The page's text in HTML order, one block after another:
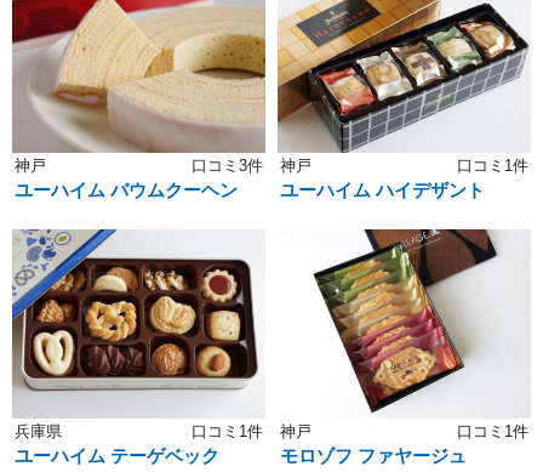
神戸 口コミ3件
ユーハイム バウムクーヘン
神戸 口コミ1件
ユーハイム ハイデザント
兵庫県 口コミ1件
ユーハイム テーゲベック
神戸 口コミ1件
モロゾフ ファヤージュ